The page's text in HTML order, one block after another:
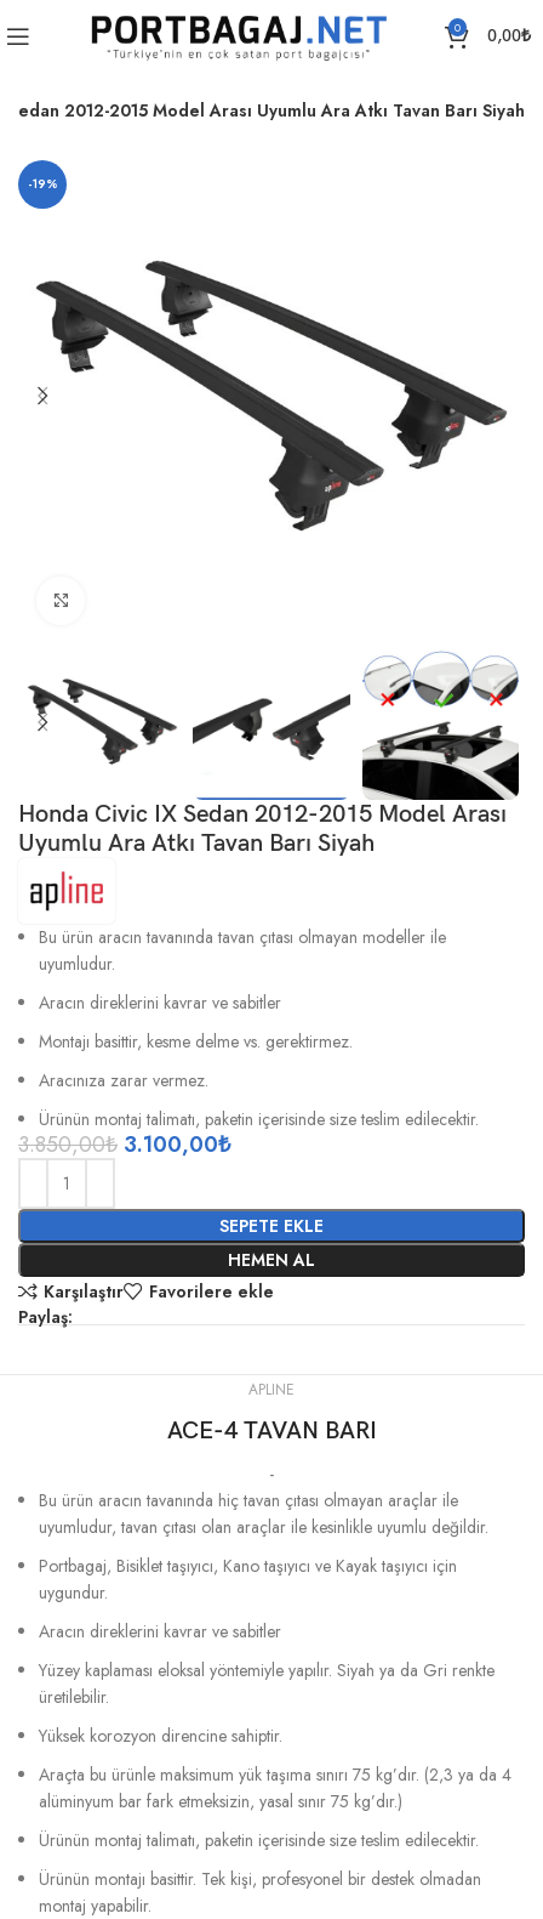
0 0,00₺
2012-2015 Model Arası Uyumlu Ara Atkı Tavan Barı Siyah
-19%
Honda Civic IX Sedan 2012-2015 Model Arası
Uyumlu Ara Atkı Tavan Barı Siyah
Bu ürün aracın tavanında tavan çıtası olmayan modeller ile
uyumludur.
Aracın direklerini kavrar ve sabitler
Montajı basittir, kesme delme vs. gerektirmez.
Aracınıza zarar vermez.
Ürünün montaj talimatı, paketin içerisinde size teslim edilecektir.
3.850,00₺ 3.100,00₺
SEPETE EKLE
HEMEN AL
Karşılaştır
Favorilere ekle
Paylaş:
APLINE
ACE-4 TAVAN BARI
-
Bu ürün aracın tavanında hiç tavan çıtası olmayan araçlar ile
uyumludur, tavan çıtası olan araçlar ile kesinlikle uyumlu değildir.
Portbagaj, Bisiklet taşıyıcı, Kano taşıyıcı ve Kayak taşıyıcı için
uygundur.
Aracın direklerini kavrar ve sabitler
Yüzey kaplaması eloksal yöntemiyle yapılır. Siyah ya da Gri renkte
üretilebilir.
Yüksek korozyon direncine sahiptir.
Araçta bu ürünle maksimum yük taşıma sınırı 75 kg’dır. (2,3 ya da 4
alüminyum bar fark etmeksizin, yasal sınır 75 kg’dır.)
Ürünün montaj talimatı, paketin içerisinde size teslim edilecektir.
Ürünün montajı basittir. Tek kişi, profesyonel bir destek olmadan
montaj yapabilir.